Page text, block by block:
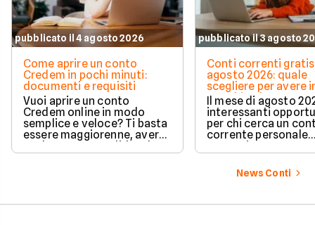
pubblicato il 4 agosto 2026
Come aprire un conto
Credem in pochi minuti:
documenti e requisiti
Vuoi aprire un conto
Credem online in modo
semplice e veloce? Ti basta
essere maggiorenne, avere
un documento valido o lo
SPID e preparare pochi dati
requisiti e i passaggi
pubblicato il 3 agosto
Conti correnti
agosto 2026: quale
scegliere per avere
e cashback?
Il mese di agosto
interessanti
per chi cerca un
corrente personale
conveniente e a
News Conti